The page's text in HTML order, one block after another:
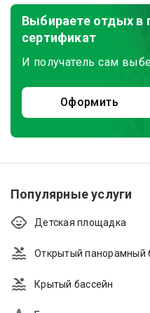
Выбираете отдых в
сертификат
И получатель сам
Оформить
Популярные услуги
Детская площадка
Открытый панорамный
Крытый бассейн